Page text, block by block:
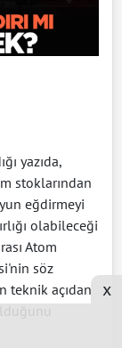
yazıda,
stoklarından
eğdirmeyi
olabileceği
Atom
söz
teknik açıdan
x